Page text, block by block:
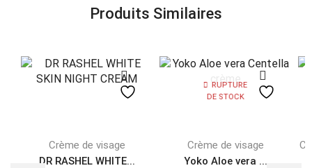
Produits Similaires
Crème de visage
DR RASHEL WHITE...
RUPTURE
DE STOCK
Crème de visage
Yoko Aloe vera ...